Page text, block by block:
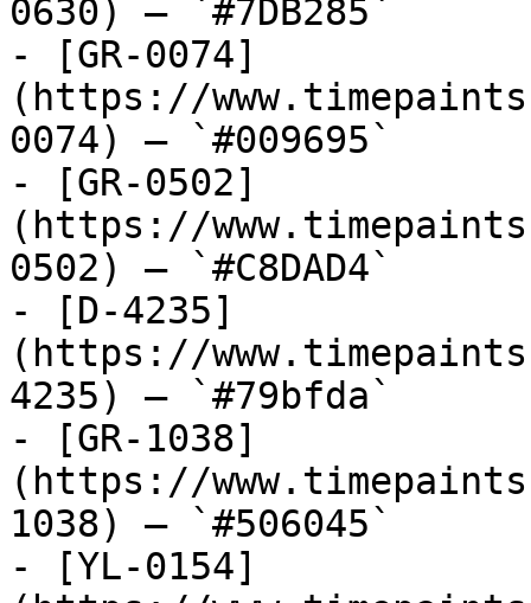
0630) — `#7DB285`
- [GR-0074]
(https://
0074) — `#009695`
- [GR-0502]
(https://
0502) — `#C8DAD4`
- [D-4235]
(https://
4235) — `#79bfda`
- [GR-1038]
(https://
1038) — `#506045`
- [YL-0154]